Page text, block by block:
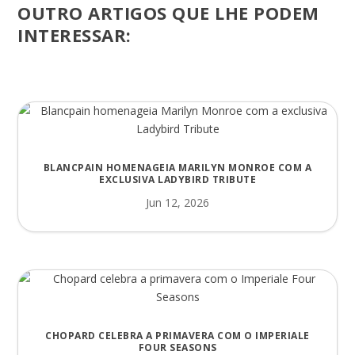
OUTRO ARTIGOS QUE LHE PODEM
INTERESSAR:
BLANCPAIN HOMENAGEIA MARILYN MONROE COM A
EXCLUSIVA LADYBIRD TRIBUTE
Jun 12, 2026
CHOPARD CELEBRA A PRIMAVERA COM O IMPERIALE
FOUR SEASONS